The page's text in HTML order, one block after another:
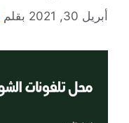
أبريل 30, 2021 بقلم